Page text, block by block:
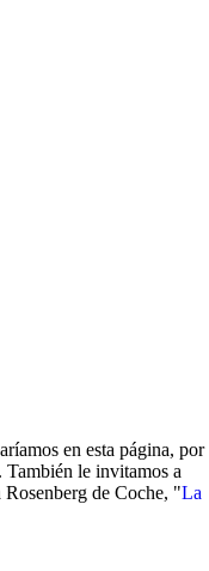
en esta página, por
. También le invitamos a
de Coche, "La